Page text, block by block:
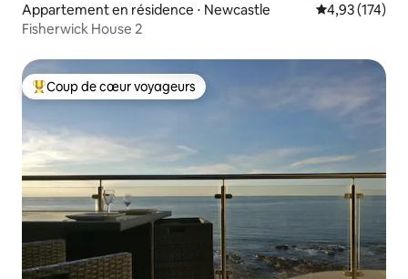
Appartement en résidence ⋅ Newcastle Évaluation
4,93 (174)
Fisherwick House 2
Coups de cœur voyageurs les plus appréciés
Coup de cœur voyageurs